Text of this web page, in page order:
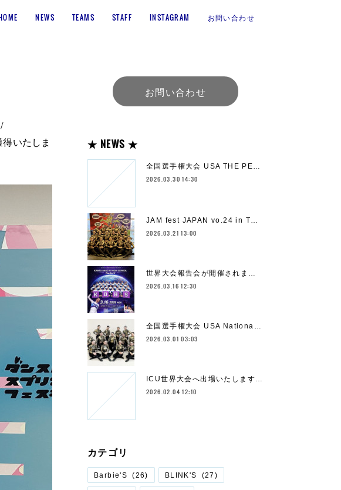
NEWS TEAMS STAFF INSTAGRAM お問い合わせ
いたしま
お問い合わせ
★ NEWS ★
全国選手権大会 USA THE PE…
2026.03.30 14:30
JAM fest JAPAN vo.24 in T…
2026.03.21 13:00
世界大会報告会が開催されま…
2026.03.16 12:30
全国選手権大会 USA Nationa…
2026.03.01 03:03
ICU世界大会へ出場いたします…
2026.02.04 12:10
カテゴリ
Barbie'S (26) BLINK'S (27 )